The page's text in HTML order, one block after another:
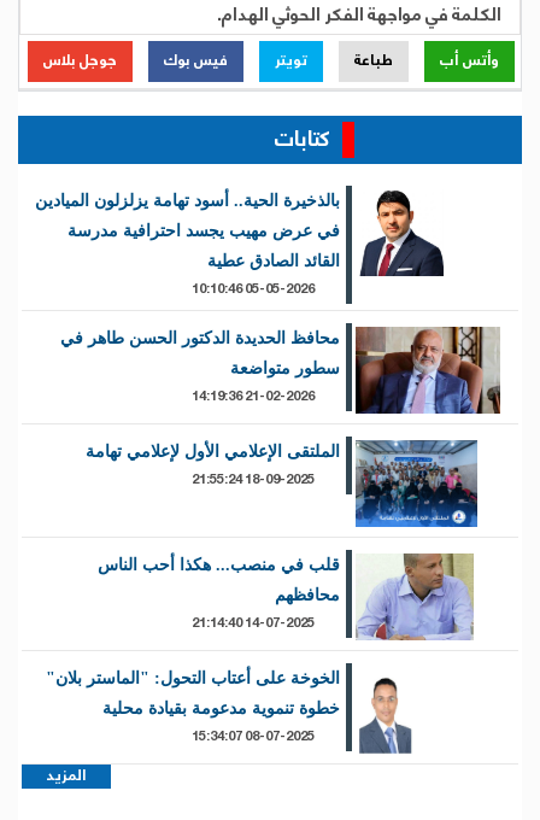
الكلمة في مواجهة الفكر الحوثي الهدام.
وأتس أب طباعة تويتر فيس بوك جوجل بلاس
كتابات
بالذخيرة الحية.. أسود تهامة يزلزلون الميادين
في عرض مهيب يجسد احترافية مدرسة
القائد الصادق عطية
05-05-2026 10:10:46
محافظ الحديدة الدكتور الحسن طاهر في
سطور متواضعة
21-02-2026 14:19:36
الملتقى الإعلامي الأول لإعلامي تهامة
قلب في منصب... هكذا أحب الناس
محافظهم
الخوخة على أعتاب التحول: "الماستر بلان"
خطوة تنموية مدعومة بقيادة محلية
المزيد